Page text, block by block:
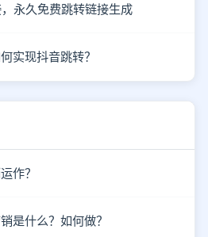
永久免费跳转链接生成
实现抖音跳转？
作？
是什么？如何做？